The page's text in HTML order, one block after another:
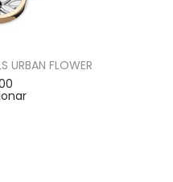
URBAN FLOWER